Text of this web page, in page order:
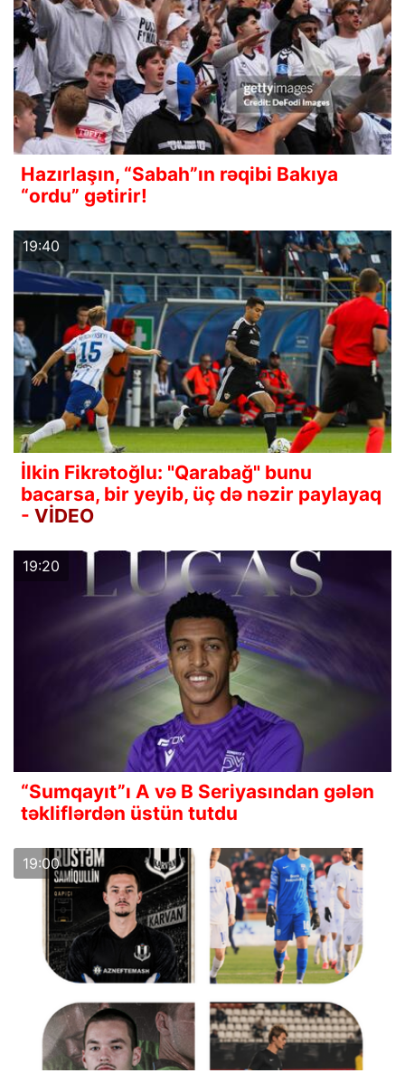
Hazırlaşın, “Sabah”ın rəqibi Bakıya
“ordu” gətirir!
19:40
İlkin Fikrətoğlu: "Qarabağ" bunu
bacarsa, bir yeyib, üç də nəzir paylayaq
- VİDEO
19:20
“Sumqayıt”ı A və B Seriyasından gələn
təkliflərdən üstün tutdu
19:00